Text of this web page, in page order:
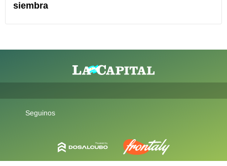
siembra
Seguinos